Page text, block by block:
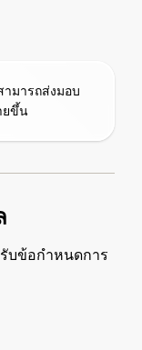
มารถส่งมอบ
ยขึ้น
บข้อกำหนดการ